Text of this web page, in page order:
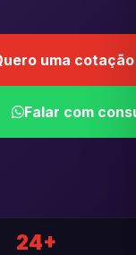
uma
Falar com
24+